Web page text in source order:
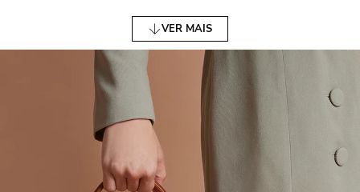
VERSATILIDADE E ESTILO
Uma das maiores vantagens da bolsa baguete é sua versatilidade. Ela
pode ser facilmente combinada com diferentes tipos de roupas e usada
em várias ocasiões, desde um almoço casual até um evento noturno.
Seu design compacto permite que ela seja prática sem perder o charme,
tornando-se um complemento perfeito para qualquer look.
INFLUÊNCIA CULTURAL
Além de sua versatilidade, a bolsa baguete também tem uma forte
VER MAIS